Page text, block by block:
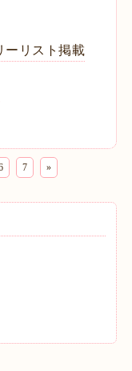
リスト掲載
7 »